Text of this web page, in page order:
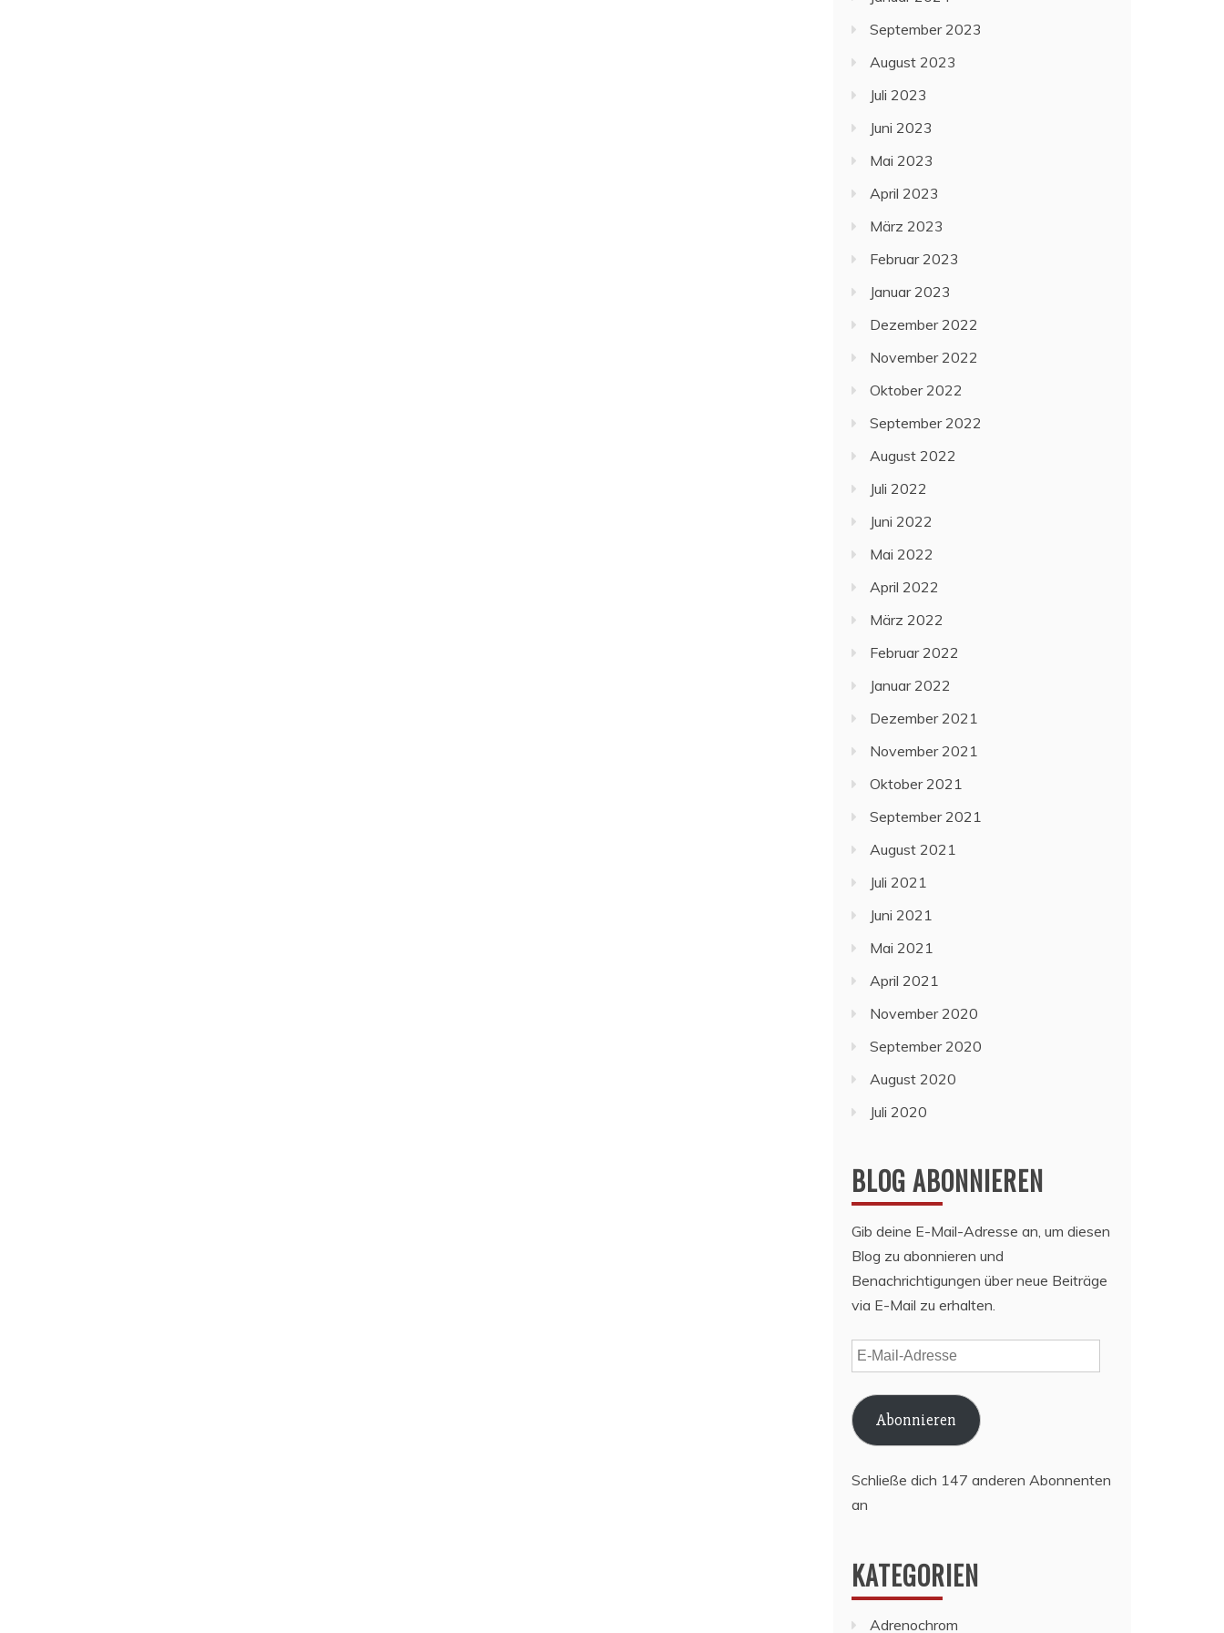
September 2023
August 2023
Juli 2023
Juni 2023
Mai 2023
April 2023
März 2023
Februar 2023
Januar 2023
Dezember 2022
November 2022
Oktober 2022
September 2022
August 2022
Juli 2022
Juni 2022
Mai 2022
April 2022
März 2022
Februar 2022
Januar 2022
Dezember 2021
November 2021
Oktober 2021
September 2021
August 2021
Juli 2021
Juni 2021
Mai 2021
April 2021
November 2020
September 2020
August 2020
Juli 2020
BLOG ABONNIEREN
Gib deine E-Mail-Adresse an, um diesen
Blog zu abonnieren und
Benachrichtigungen über neue Beiträge
via E-Mail zu erhalten.
E-
Mail-
Adresse
Abonnieren
Schließe dich 147 anderen Abonnenten
an
KATEGORIEN
Adrenochrom